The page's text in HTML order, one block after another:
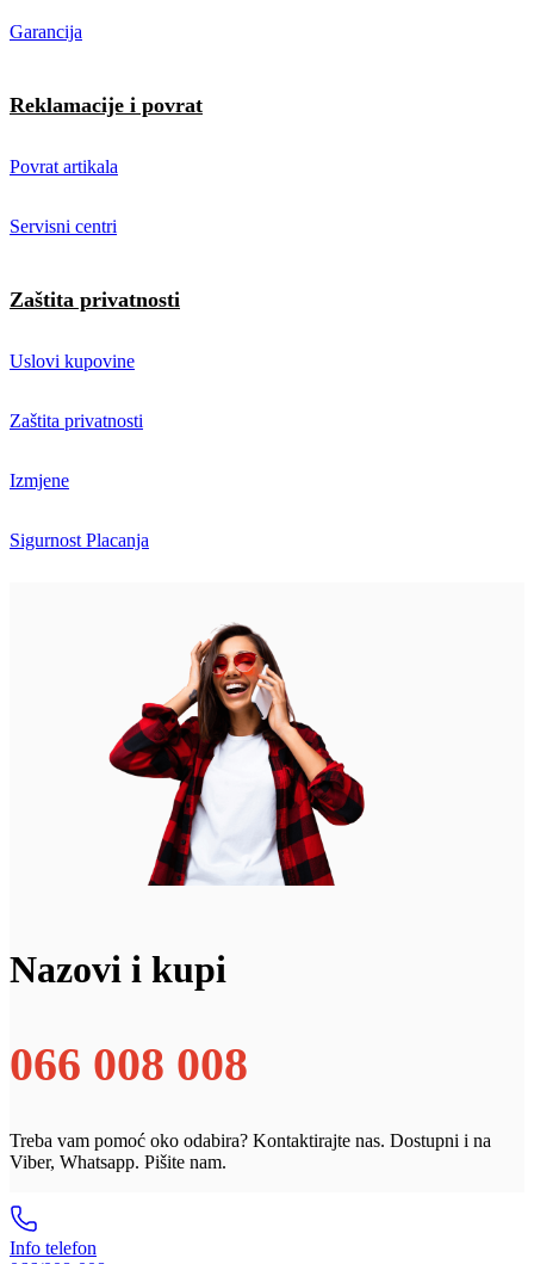
Garancija
Reklamacije i povrat
Povrat artikala
Servisni centri
Zaštita privatnosti
Uslovi kupovine
Zaštita privatnosti
Izmjene
Sigurnost Placanja
Nazovi i kupi
066 008 008
Treba vam pomoć oko odabira? Kontaktirajte nas. Dostupni i na
Viber, Whatsapp. Pišite nam.
Info telefon